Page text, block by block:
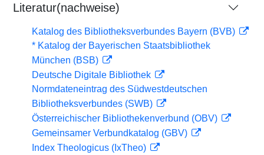
Literatur(nachweise)
Katalog des Bibliotheksverbundes Bayern (BVB)
* Katalog der Bayerischen Staatsbibliothek
München (BSB)
Deutsche Digitale Bibliothek
Normdateneintrag des Südwestdeutschen
Bibliotheksverbundes (SWB)
Österreichischer Bibliothekenverbund (OBV)
Gemeinsamer Verbundkatalog (GBV)
Index Theologicus (IxTheo)